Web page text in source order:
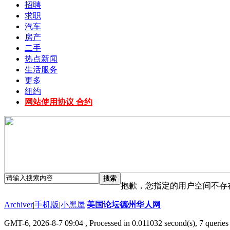
招聘
求职
汽车
房产
二手
热点新闻
生活服务
更多
纽约
网站使用协议 合约
搜索
抱歉，您指定的用户空间不存
Archiver|手机版|小黑屋|美国论坛德州华人网
GMT-6, 2026-8-7 09:04 , Processed in 0.011032 second(s), 7 queries